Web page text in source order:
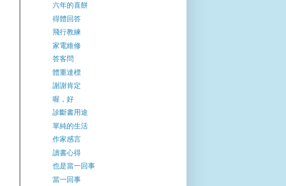
六年的喜餅
得體回答
飛行教練
家電維修
答客問
體重達標
謝謝肯定
喔，好
診斷書用途
單純的生活
作家感言
讀書心得
也是當一回事
當一回事